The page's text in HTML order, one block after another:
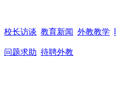
校长访谈 教育新闻 外教教学
问题求助 待聘外教